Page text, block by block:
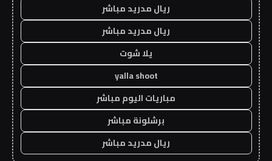
ريال مدريد مباشر
ريال مدريد مباشر
يلا شوت
yalla shoot
مباريات اليوم مباشر
برشلونة مباشر
ريال مدريد مباشر